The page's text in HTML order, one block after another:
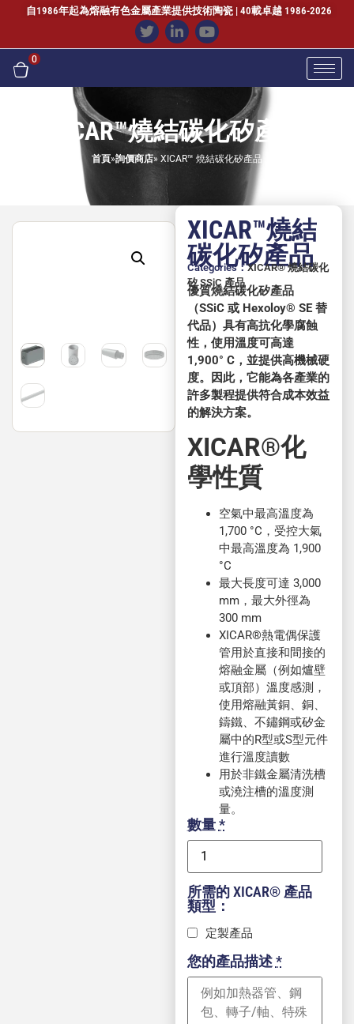
自1986年起為熔融有色金屬產業提供技術陶瓷 | 40載卓越 1986-2026
0
XICAR™燒結碳化矽產品
首頁»詢價商店» XICAR™ 燒結碳化矽產品
XICAR™燒結
碳化矽產品
Categories：XICAR® 燒結碳化
矽 SSiC 產品
優質燒結碳化矽產品
（SSiC 或 Hexoloy® SE 替
代品）具有高抗化學腐蝕
性，使用溫度可高達
1,900° C，並提供高機械硬
度。因此，它能為各產業的
許多製程提供符合成本效益
的解決方案。
XICAR®化
學性質
空氣中最高溫度為
1,700 °C，受控大氣
中最高溫度為 1,900
°C
最大長度可達 3,000
mm，最大外徑為
300 mm
XICAR®熱電偶保護
管用於直接和間接的
熔融金屬（例如爐壁
或頂部）溫度感測，
使用熔融黃銅、銅、
鑄鐵、不鏽鋼或矽金
屬中的R型或S型元件
進行溫度讀數
用於非鐵金屬清洗槽
或澆注槽的溫度測
量。
數量*
所需的 XICAR® 產品
類型：
定製產品
您的產品描述*